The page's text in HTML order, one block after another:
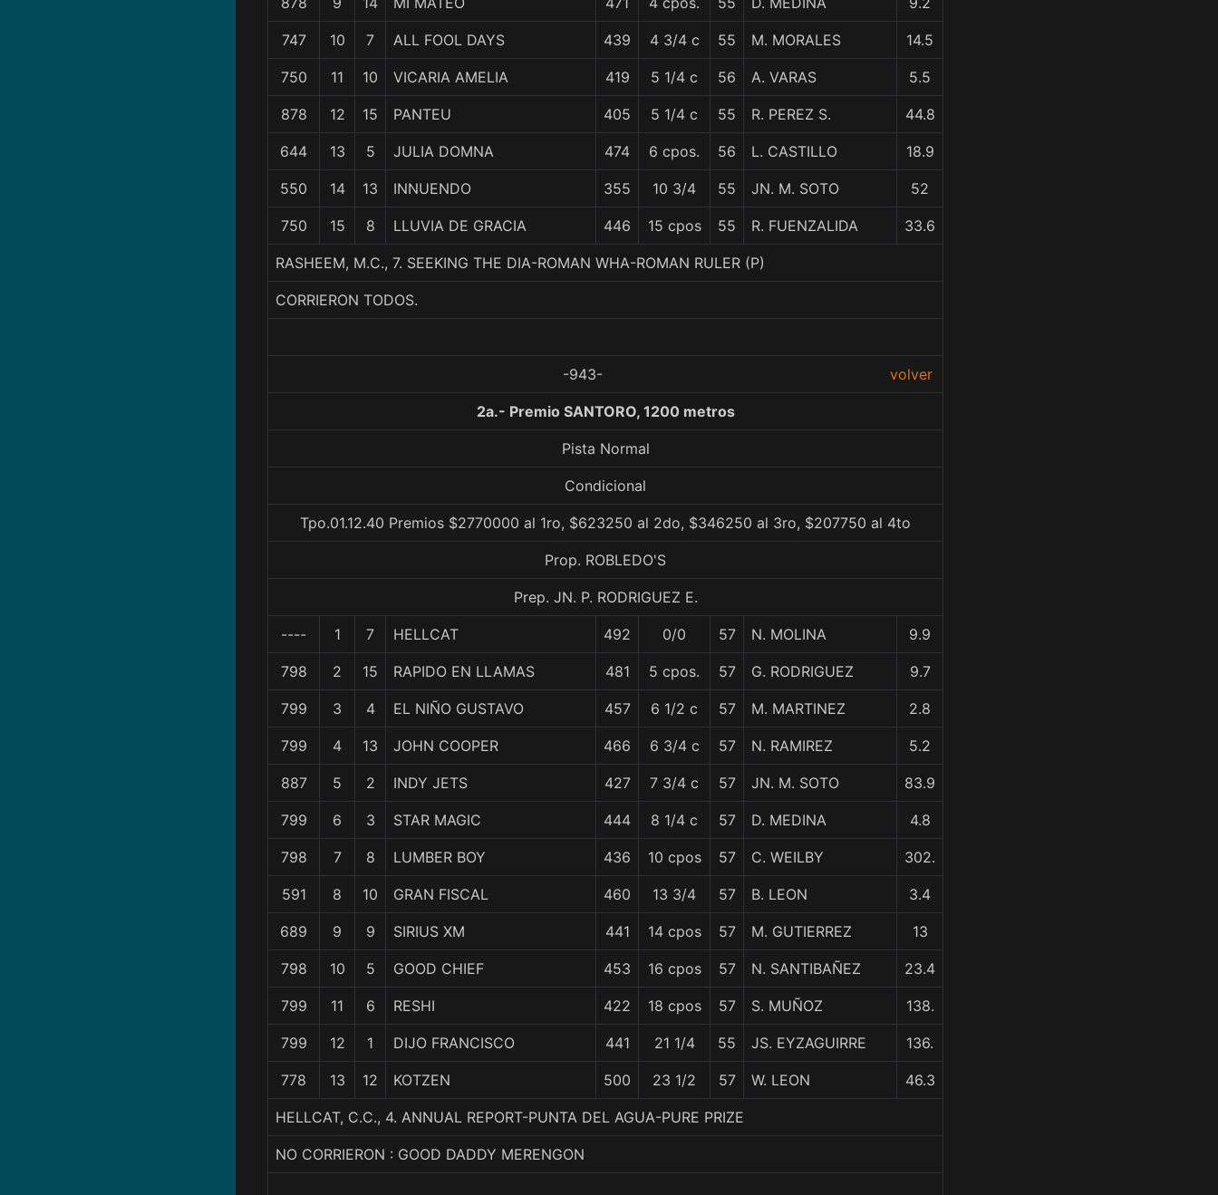
747 10 7 ALL FOOL DAYS 439 4 3/4 c 55 M. MORALES 14.5
750 11 10 VICARIA AMELIA 419 5 1/4 c 56 A. VARAS 5.5
878 12 15 PANTEU 405 5 1/4 c 55 R. PEREZ S. 44.8
644 13 5 JULIA DOMNA 474 6 cpos. 56 L. CASTILLO 18.9
550 14 13 INNUENDO 355 10 3/4 55 JN. M. SOTO 52
750 15 8 LLUVIA DE GRACIA 446 15 cpos 55 R. FUENZALIDA 33.6
RASHEEM, M.C., 7. SEEKING THE DIA-ROMAN WHA-ROMAN RULER (P)
CORRIERON TODOS.
-943- volver
2a.- Premio SANTORO, 1200 metros
Pista Normal
Condicional
Tpo.01.12.40 Premios $2770000 al 1ro, $623250 al 2do, $346250 al 3ro, $207750 al 4to
Prop. ROBLEDO'S
Prep. JN. P. RODRIGUEZ E.
---- 1 7 HELLCAT 492 0/0 57 N. MOLINA 9.9
798 2 15 RAPIDO EN LLAMAS 481 5 cpos. 57 G. RODRIGUEZ 9.7
799 3 4 EL NIÑO GUSTAVO 457 6 1/2 c 57 M. MARTINEZ 2.8
799 4 13 JOHN COOPER 466 6 3/4 c 57 N. RAMIREZ 5.2
887 5 2 INDY JETS 427 7 3/4 c 57 JN. M. SOTO 83.9
799 6 3 STAR MAGIC 444 8 1/4 c 57 D. MEDINA 4.8
798 7 8 LUMBER BOY 436 10 cpos 57 C. WEILBY 302.
591 8 10 GRAN FISCAL 460 13 3/4 57 B. LEON 3.4
689 9 9 SIRIUS XM 441 14 cpos 57 M. GUTIERREZ 13
798 10 5 GOOD CHIEF 453 16 cpos 57 N. SANTIBAÑEZ 23.4
799 11 6 RESHI 422 18 cpos 57 S. MUÑOZ 138.
799 12 1 DIJO FRANCISCO 441 21 1/4 55 JS. EYZAGUIRRE 136.
778 13 12 KOTZEN 500 23 1/2 57 W. LEON 46.3
HELLCAT, C.C., 4. ANNUAL REPORT-PUNTA DEL AGUA-PURE PRIZE
NO CORRIERON : GOOD DADDY MERENGON